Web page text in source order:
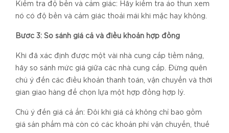
Kiểm tra độ bền và cảm giác: Hãy kiểm tra áo thun xem
nó có độ bền và cảm giác thoải mái khi mặc hay không.
Bước 3: So sánh giá cả và điều khoản hợp đồng
Khi đã xác định được một vài nhà cung cấp tiềm năng,
hãy so sánh mức giá giữa các nhà cung cấp. Đừng quên
chú ý đến các điều khoản thanh toán, vận chuyển và thời
gian giao hàng để chọn lựa một hợp đồng hợp lý.
Chú ý đến giá cả ẩn: Đôi khi giá cả không chỉ bao gồm
giá sản phẩm mà còn có các khoản phí vận chuyển, thuế